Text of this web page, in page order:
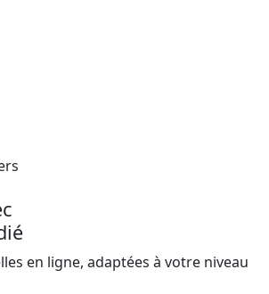
en ligne, adaptées à votre niveau